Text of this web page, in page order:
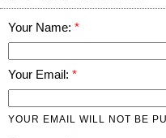
Your Name:
Your Email:
YOUR EMAIL WILL NOT BE